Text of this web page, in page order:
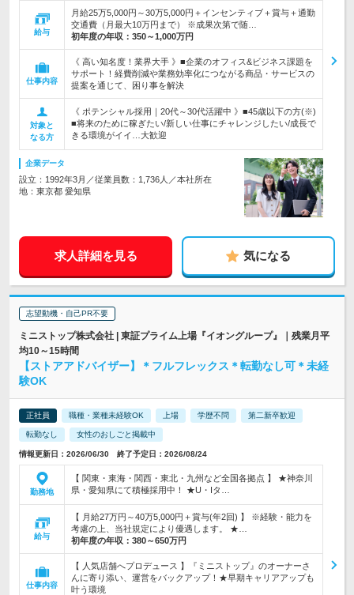
給与
月給25万5,000円～30万5,000円＋インセンティブ＋賞与＋通勤
交通費（月最大10万円まで） ※成果次第で随…
初年度の年収： 350～1,000万円
仕事内容
《 高い知名度！業界大手 》■企業のオフィス&ビジネス課題を
サポート！経費削減や業務効率化につながる商品・サービスの
提案を通じて、困り事を解決
対象と
なる方
《 ポテンシャル採用｜20代～30代活躍中 》■45歳以下の方(※)
■将来のために稼ぎたい/新しい仕事にチャレンジしたい/成長で
きる環境がイイ…大歓迎
企業データ
設立：1992年3月／従業員数：1,736人／本社所在
地：東京都 愛知県
求人詳細を見る 気になる
志望動機・自己PR不要
ミニストップ株式会社 | 東証プライム上場『イオングループ』｜残業月平
均10～15時間
【ストアアドバイザー】＊フルフレックス＊転勤なし可＊未経
験OK
正社員 職種・業種未経験OK 上場 学歴不問 第二新卒歓迎
転勤なし 女性のおしごと掲載中
情報更新日：2026/06/30 終了予定日：2026/08/24
勤務地
【 関東・東海・関西・東北・九州など全国各拠点 】 ★神奈川
県・愛知県にて積極採用中！ ★U・Iタ…
給与
【 月給27万円～40万5,000円＋賞与(年2回) 】 ※経験・能力を
考慮の上、当社規定により優遇します。 ★…
初年度の年収： 380～650万円
仕事内容
【 人気店舗へプロデュース 】『ミニストップ』のオーナーさ
んに寄り添い、運営をバックアップ！★早期キャリアアップも
叶う環境